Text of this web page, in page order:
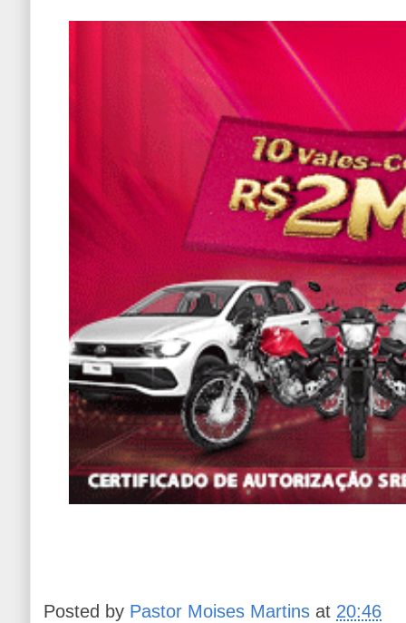
Posted by Pastor Moises Martins at 20:46